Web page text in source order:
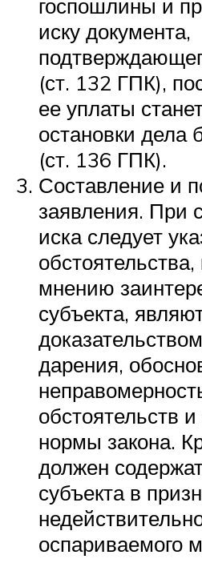
госпошлины и
иску документа,
(ст. 132 ГПК),
ее уплаты
остановки дела
(ст. 136 ГПК).
Составление и
заявления. При
иска следует
мнению
субъекта,
дарения,
обстоятельств
нормы закона.
должен
субъекта в
оспариваемого